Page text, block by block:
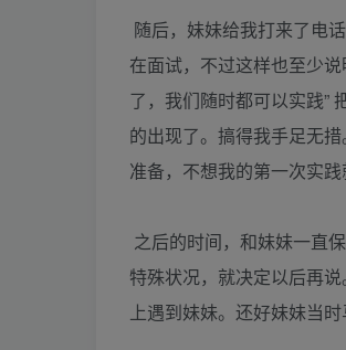
随后，妹妹给我打来了电
在面试，不过这样也至少
了，我们随时都可以实践”
的出现了。搞得我手足无
准备，不想我的第一次实
之后的时间，和妹妹一直
特殊状况，就决定以后再
上遇到妹妹。还好妹妹当